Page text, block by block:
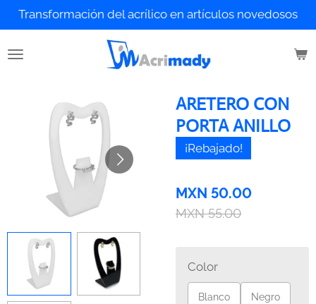
al
contenido
Transformación del acrílico en artículos novedosos
ARETERO CON
PORTA ANILLO
¡Rebajado!
MXN 50.00
MXN 55.00
Color
Blanco Negro